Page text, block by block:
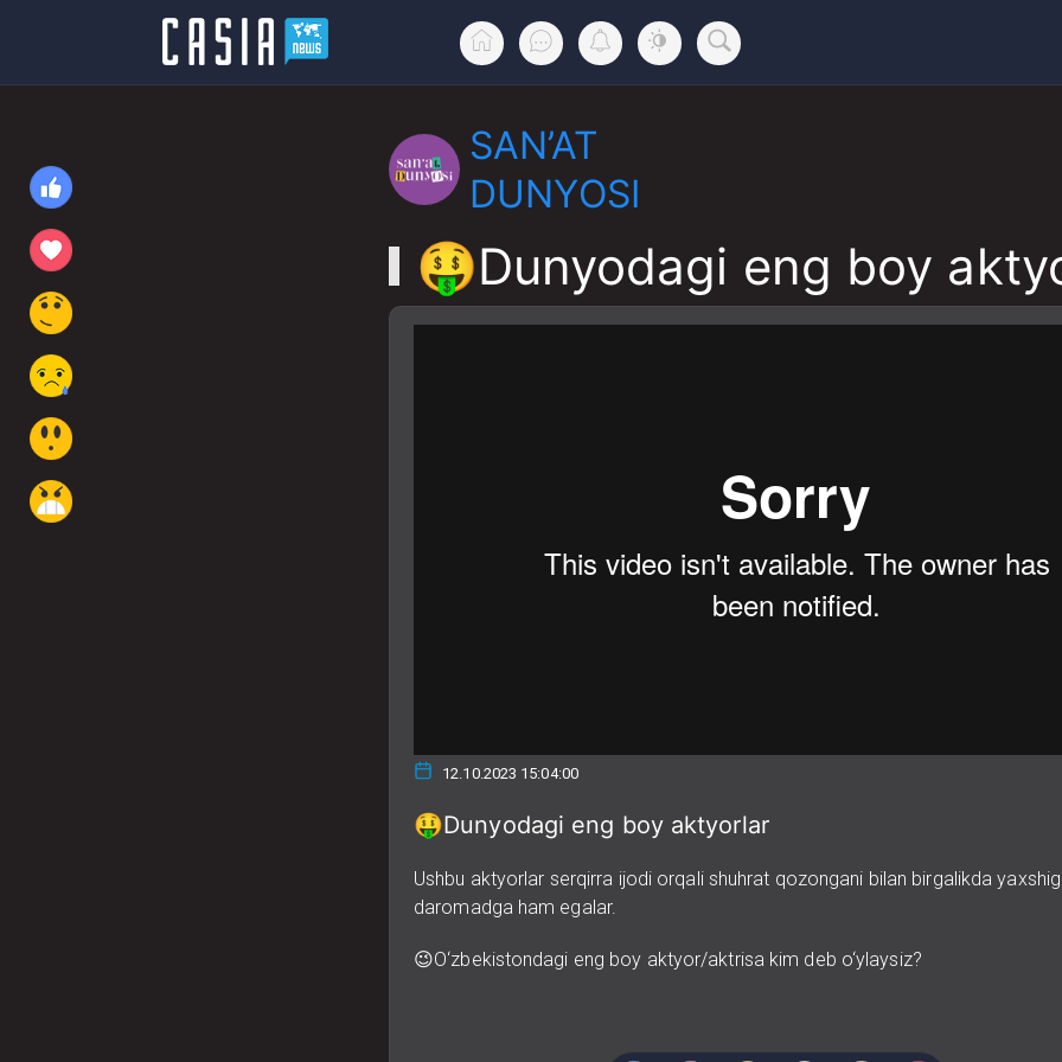
SAN’AT
DUNYOSI
🤑Dunyodagi eng boy
12.10.2023 15:04:00
🤑Dunyodagi eng boy aktyorlar
Ushbu aktyorlar serqirra ijodi orqali shuhrat qozongani bilan birgalikda
daromadga ham egalar.
😉O‘zbekistondagi eng boy aktyor/aktrisa kim deb o‘ylaysiz?